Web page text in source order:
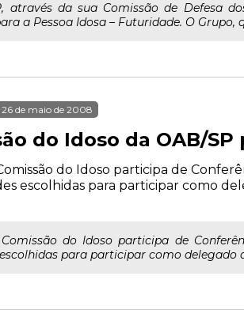
através da sua Comissão de Defesa
a Pessoa Idosa – Futuridade. O
de maio de 2008
do Idoso da OAB/
do Idoso participa de
escolhidas para participar como
do Idoso participa de
para participar como delegado